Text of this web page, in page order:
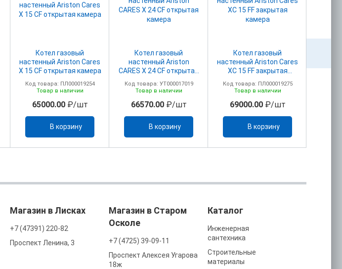
Котел газовый
настенный Ariston Cares
X 15 CF открытая камера
Код товара: ПЛ000019254
Товар в наличии
65000.00₽/шт
В корзину
Котел газовый
настенный Ariston
CARES X 24 CF открытая
Код товара: УТ000017019
Товар в наличии
66570.00₽/шт
В корзину
Котел газовый
настенный Ariston Cares
XC 15 FF закрытая
Код товара: ПЛ000019275
Товар в наличии
69000.00₽/шт
В корзину
CARES
Магазин в Лисках
+7 (47391) 220-82
Проспект Ленина, 3
Магазин в Старом
Осколе
+7 (4725) 39-09-11
Проспект Алексея Угарова
18ж
Каталог
Инженерная
сантехника
Строительные
материалы